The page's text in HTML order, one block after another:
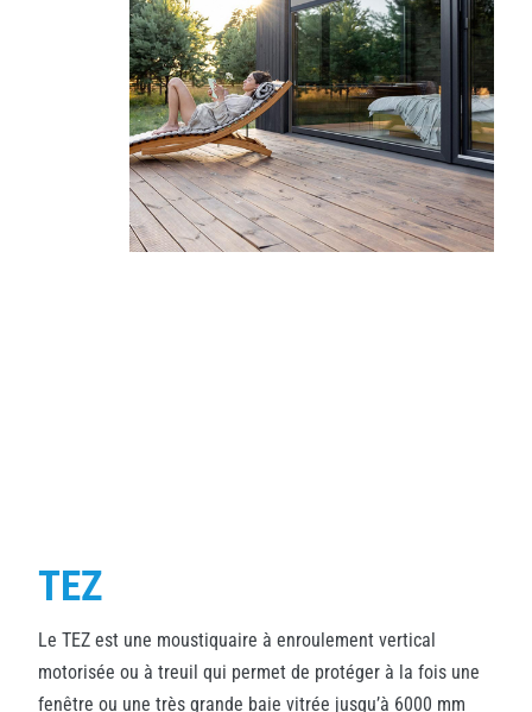
TEZ
Le TEZ est une moustiquaire à enroulement vertical
motorisée ou à treuil qui permet de protéger à la fois une
fenêtre ou une très grande baie vitrée jusqu’à 6000 mm